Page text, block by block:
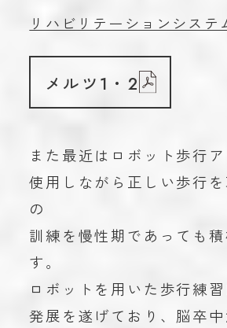
リハビリテーションシステ
メルツ1・2
また最近はロボット歩行
使用しながら正しい歩行
の
訓練を慢性期であっても
す。
ロボットを用いた歩行練
発展を遂げており、脳卒